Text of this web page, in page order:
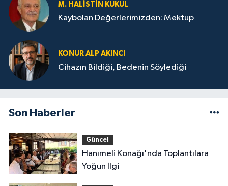
M. HALISTIN KUKUL
Kaybolan Değerlerimizden: Mektup
KONUR ALP AKINCI
Cihazın Bildiği, Bedenin Söylediği
Son Haberler
Güncel
Hanımeli Konağı'nda Toplantılara
Yoğun İlgi